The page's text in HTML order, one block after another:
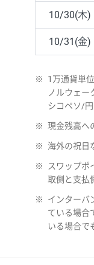
10/30(木)
10/31(金)
※
1万通貨単
ノルウェー
シコペソ/円
※ 現金残高へ
※ 海外の祝日
※
スワップポ
取側と支払
※
インターバ
ている場合
いる場合で